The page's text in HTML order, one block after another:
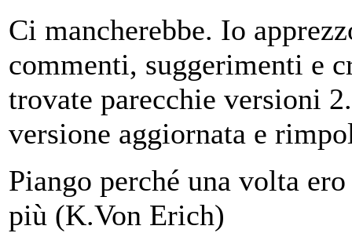
Ci mancherebbe. Io
commenti, suggerimenti e
trovate parecchie versioni
versione aggiornata e
Piango perché una volta
più (K.Von Erich)